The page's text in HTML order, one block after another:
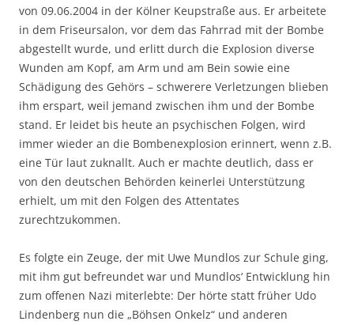
von 09.06.2004 in der Kölner Keupstraße aus. Er arbeitete
in dem Friseursalon, vor dem das Fahrrad mit der Bombe
abgestellt wurde, und erlitt durch die Explosion diverse
Wunden am Kopf, am Arm und am Bein sowie eine
Schädigung des Gehörs – schwerere Verletzungen blieben
ihm erspart, weil jemand zwischen ihm und der Bombe
stand. Er leidet bis heute an psychischen Folgen, wird
immer wieder an die Bombenexplosion erinnert, wenn z.B.
eine Tür laut zuknallt. Auch er machte deutlich, dass er
von den deutschen Behörden keinerlei Unterstützung
erhielt, um mit den Folgen des Attentates
zurechtzukommen.
Es folgte ein Zeuge, der mit Uwe Mundlos zur Schule ging,
mit ihm gut befreundet war und Mundlos‘ Entwicklung hin
zum offenen Nazi miterlebte: Der hörte statt früher Udo
Lindenberg nun die „Böhsen Onkelz“ und anderen